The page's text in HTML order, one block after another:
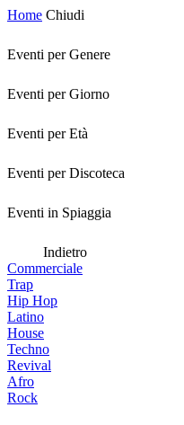
Home Chiudi
Eventi per Genere
Eventi per Giorno
Eventi per Età
Eventi per Discoteca
Eventi in Spiaggia
Indietro
Commerciale
Trap
Hip Hop
Latino
House
Techno
Revival
Afro
Rock